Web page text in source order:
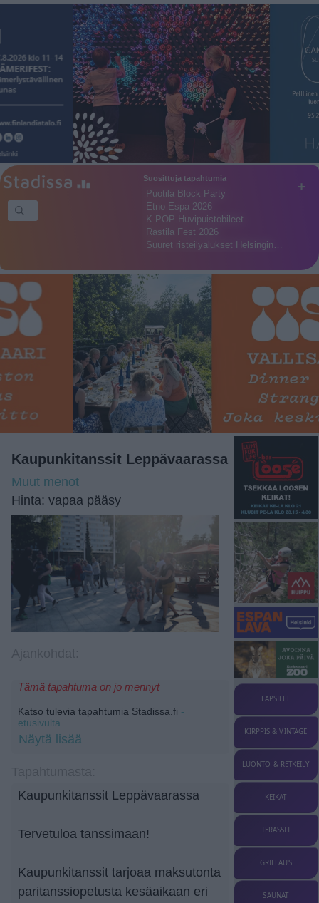
+
Suosittuja tapahtumia
Puotila Block Party
Etno-Espa 2026
K-POP Huvipuistobileet
Rastila Fest 2026
Suuret risteilyalukset Helsingin…
Kaupunkitanssit Leppävaarassa
Muut menot
Hinta: vapaa pääsy
Tämä tapahtuma on jo mennyt
Katso tulevia tapahtumia Stadissa.fi -
etusivulta.
Näytä lisää
Kaupunkitanssit Leppävaarassa
Tervetuloa tanssimaan!
Kaupunkitanssit tarjoaa maksutonta
paritanssiopetusta kesäaikaan eri
LAPSILLE
KIRPPIS & VINTAGE
LUONTO & RETKEILY
KEIKAT
TERASSIT
GRILLAUS
SAUNAT